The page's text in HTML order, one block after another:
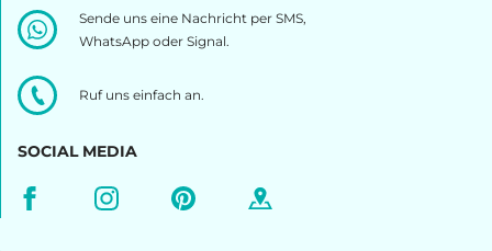
Sende uns eine Nachricht per SMS,
WhatsApp oder Signal.
Ruf uns einfach an.
SOCIAL MEDIA